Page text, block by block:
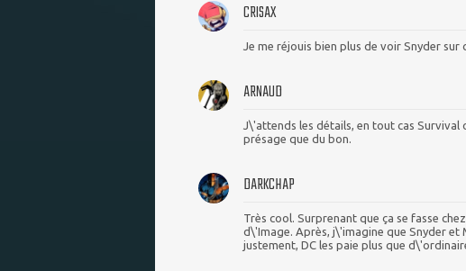
CRISAX
Je me réjouis bien plus de voir Snyder
ARNAUD
J\'attends les détails, en tout cas
présage que du bon.
DARKCHAP
Très cool. Surprenant que ça se fasse
d\'Image. Après, j\'imagine que Snyder et
justement, DC les paie plus que